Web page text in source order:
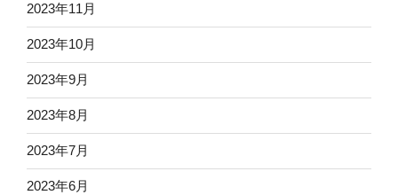
2023年11月
2023年10月
2023年9月
2023年8月
2023年7月
2023年6月